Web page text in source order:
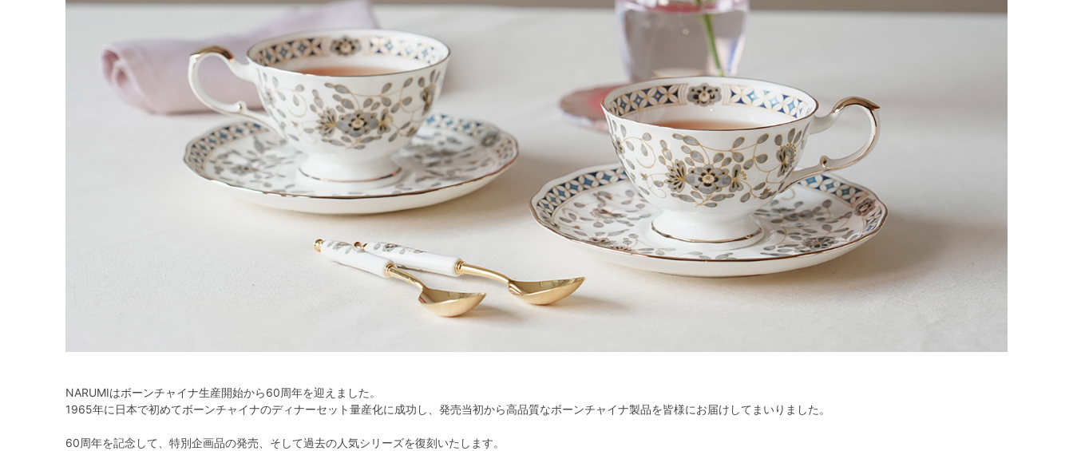
NARUMIはボーンチャイナ生産開始から60周年を迎えました。
1965年に日本で初めてボーンチャイナのディナーセット量産化に成功し、発売当初から高品質なボーンチャイナ製品を皆様にお届けしてまいりました。
60周年を記念して、特別企画品の発売、そして過去の人気シリーズを復刻いたします。